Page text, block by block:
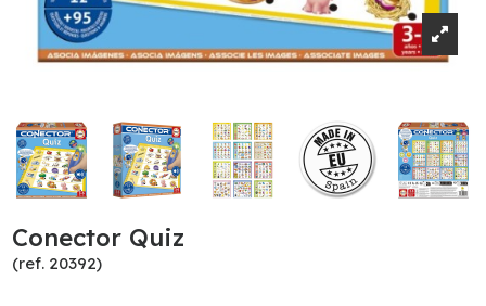
Conector Quiz
(ref. 20392)